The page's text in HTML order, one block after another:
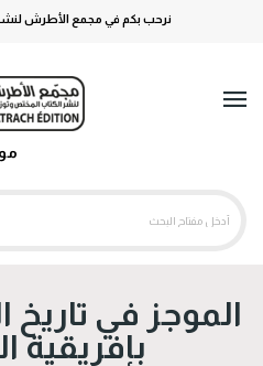
نرحب بكم في مجمع الأطرش
الموجز في تاريخ
بإفريقية